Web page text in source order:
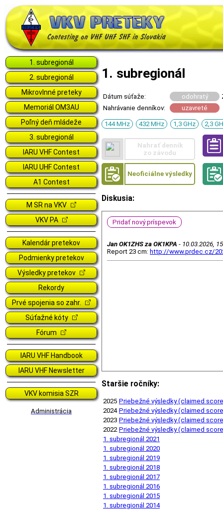
1. subregionál
2. subregionál
Mikrovlnné preteky
Memoriál OM3AU
Poľný deň mládeže
3. subregionál
IARU VHF Contest
IARU UHF Contest
A1 Contest
M SR na VKV
VKV PA
Kalendár pretekov
Podmienky pretekov
Výsledky pretekov
Rekordy
Prvé spojenia so zahr.
Súťažné kóty
Fórum
IARU VHF Handbook
IARU VHF Newsletter
VKV komisia SZR
Administrácia
1. subregionál
Dátum súťaže: odohratý
Nahrávanie denníkov:
uzavreté
144 MHz 432 MHz 1,3 GHz 2,3
Nahrať denník
zo závodu
Neoficiálne výsledky
Diskusia:
Pridať nový príspevok
Jan OK1ZHS za OK1KPA
10.03.2026,
Report 23 cm: http://www.prdec.cz/
Staršie ročníky:
2025 Priebežné výsledky (claimed
2024 Priebežné výsledky (claimed
2023 Priebežné výsledky (claimed
2022 Priebežné výsledky (claimed
1. subregionál 2021
1. subregionál 2020
1. subregionál 2019
1. subregionál 2018
1. subregionál 2017
1. subregionál 2016
1. subregionál 2015
1. subregionál 2014